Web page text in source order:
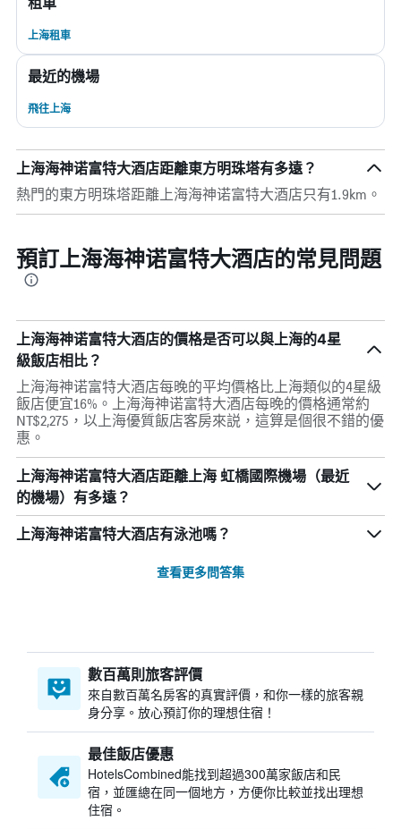
上海租車
最近的機場
飛往上海
上海海神诺富特大酒店距離東方明珠塔有多遠？
熱門的東方明珠塔距離上海海神诺富特大酒店只有1.9km。
預訂上海海神诺富特大酒店的常見問題
上海海神诺富特大酒店的價格是否可以與上海的4星
級飯店相比？
上海海神诺富特大酒店每晚的平均價格比上海類似的4星級
飯店便宜16%。上海海神诺富特大酒店每晚的價格通常約
NT$2,275，以上海優質飯店客房來説，這算是個很不錯的優
惠。
上海海神诺富特大酒店距離上海 虹橋國際機場（最近
的機場）有多遠？
上海海神诺富特大酒店有泳池嗎？
查看更多問答集
數百萬則旅客評價
來自數百萬名房客的真實評價，和你一樣的旅客親
身分享。放心預訂你的理想住宿！
最佳飯店優惠
HotelsCombined​能找到超過300萬家飯店和民
宿，並匯總在同一個地方，方便你比較並找出理想
住宿。